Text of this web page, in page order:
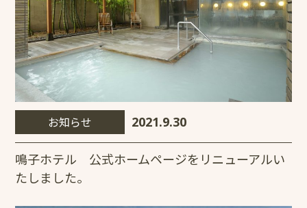
お知らせ 2021.9.30
鳴子ホテル 公式ホームページをリニューアルい
たしました。